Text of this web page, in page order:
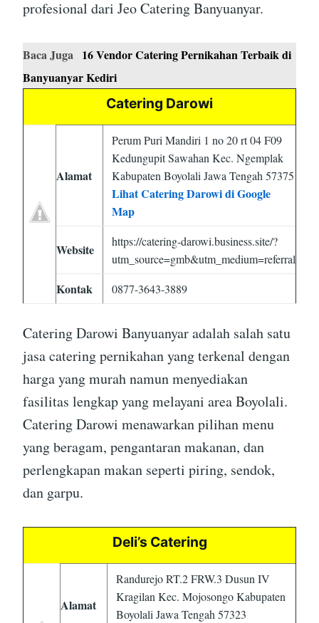
profesional dari Jeo Catering Banyuanyar.
Baca Juga
16 Vendor Catering Pernikahan Terbaik di
Banyuanyar Kediri
Catering Darowi
Alamat
Perum Puri Mandiri 1 no 20 rt 04 F09
Kedungupit Sawahan Kec. Ngemplak
Kabupaten Boyolali Jawa Tengah 57375
Lihat Catering Darowi di Google
Map
Website
https://catering-darowi.business.site/?
utm_source=gmb&utm_medium=referral
Kontak 0877-3643-3889
Catering Darowi Banyuanyar adalah salah satu
jasa catering pernikahan yang terkenal dengan
harga yang murah namun menyediakan
fasilitas lengkap yang melayani area Boyolali.
Catering Darowi menawarkan pilihan menu
yang beragam, pengantaran makanan, dan
perlengkapan makan seperti piring, sendok,
dan garpu.
Deli’s Catering
Alamat
Randurejo RT.2 FRW.3 Dusun IV
Kragilan Kec. Mojosongo Kabupaten
Boyolali Jawa Tengah 57323